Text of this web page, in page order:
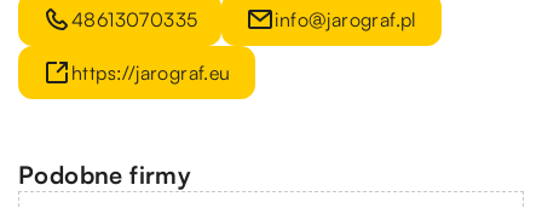
48613070335 info@jarograf.pl
https://jarograf.eu
Podobne firmy